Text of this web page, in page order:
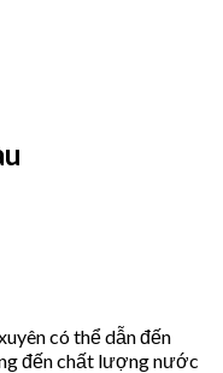
có thể dẫn đến
đến chất lượng nước